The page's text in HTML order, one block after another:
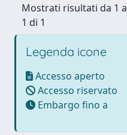
Mostrati risultati da 1 a
1 di 1
Legenda icone
Accesso aperto
Accesso riservato
Embargo fino a